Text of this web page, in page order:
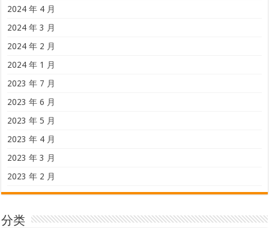
2024 年 4 月
2024 年 3 月
2024 年 2 月
2024 年 1 月
2023 年 7 月
2023 年 6 月
2023 年 5 月
2023 年 4 月
2023 年 3 月
2023 年 2 月
分类